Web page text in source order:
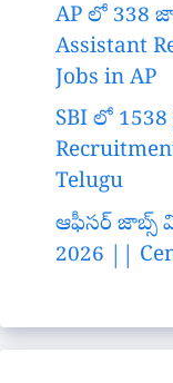
AP లో 338
Assistant
Jobs in AP
SBI లో 1538
Telugu
ఆఫీసర్ జాబ్స్
2026 ||